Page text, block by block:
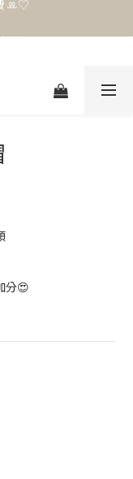
ꔛ♡
分😍